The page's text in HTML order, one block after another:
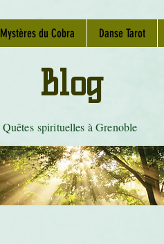
Mystères du Cobra Danse Tarot
Quêtes spirituelles à Grenoble
Blog